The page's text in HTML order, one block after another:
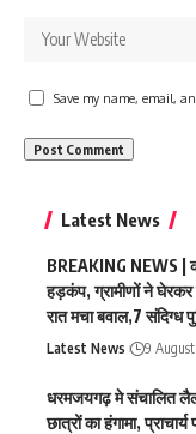
Save my name, email,
Latest News
BREAKING NEWS |
हड़कंप, ग्रामीणों ने
रात मचा बवाल,7 संदिग्ध
Latest News 9
धरमजयगढ़ मे संचालित
छात्रों का हंगामा,